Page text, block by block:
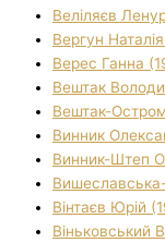
Веліляєв
Вергун
Верес Ганна
Вештак
Вештак-
Винник
Винник-Штеп
Вінтаєв Юрій
Віньковський